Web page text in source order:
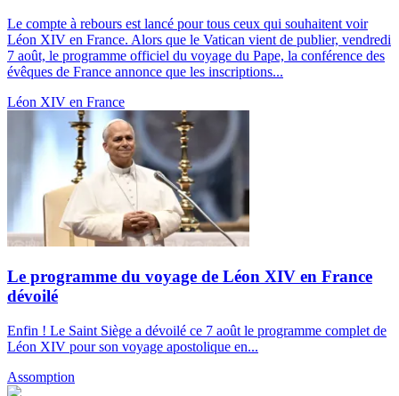
Le compte à rebours est lancé pour tous ceux qui souhaitent voir
Léon XIV en France. Alors que le Vatican vient de publier, vendredi
7 août, le programme officiel du voyage du Pape, la conférence des
évêques de France annonce que les inscriptions...
Léon XIV en France
Le programme du voyage de Léon XIV en France
dévoilé
Enfin ! Le Saint Siège a dévoilé ce 7 août le programme complet de
Léon XIV pour son voyage apostolique en...
Assomption